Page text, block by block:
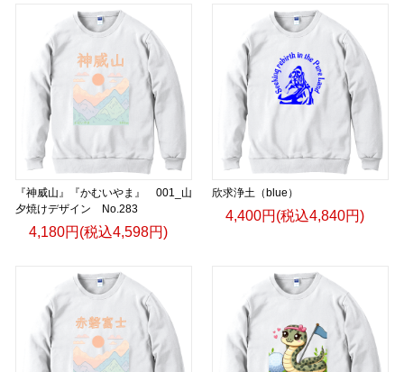
『神威山』『かむいやま』 001_山
夕焼けデザイン No.283
4,180円(税込4,598円)
欣求浄土（blue）
4,400円(税込4,840円)